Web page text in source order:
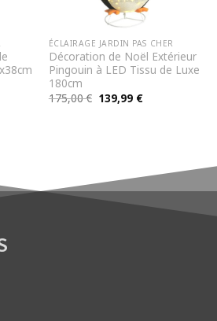
ÉCLAIRAGE JARDIN PAS CHER
Décoration de Noël Extérieur
Pingouin à LED Tissu de Luxe
180cm
175,00€ Le
prix
139,99 €Le
prix